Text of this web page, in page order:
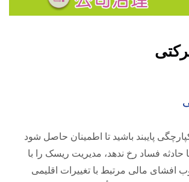
پایبند باشید تا اطمینان حاصل شود
حادثه فساد رخ ندهد، مدیریت ریسک را با
افشای مالی مرتبط با تغییرات اقلیمی